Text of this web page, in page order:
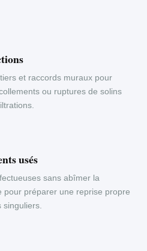
et raccords muraux pour
ou ruptures de solins
usés
sans abîmer la
pour préparer une reprise propre